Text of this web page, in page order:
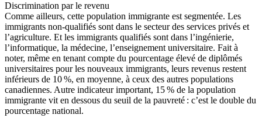
Discrimination par le revenu
Comme ailleurs, cette population immigrante est segmentée. Les
immigrants non-qualifiés sont dans le secteur des services privés et
l’agriculture. Et les immigrants qualifiés sont dans l’ingénierie,
l’informatique, la médecine, l’enseignement universitaire. Fait à
noter, même en tenant compte du pourcentage élevé de diplômés
universitaires pour les nouveaux immigrants, leurs revenus restent
inférieurs de 10 %, en moyenne, à ceux des autres populations
canadiennes. Autre indicateur important, 15 % de la population
immigrante vit en dessous du seuil de la pauvreté : c’est le double du
pourcentage national.